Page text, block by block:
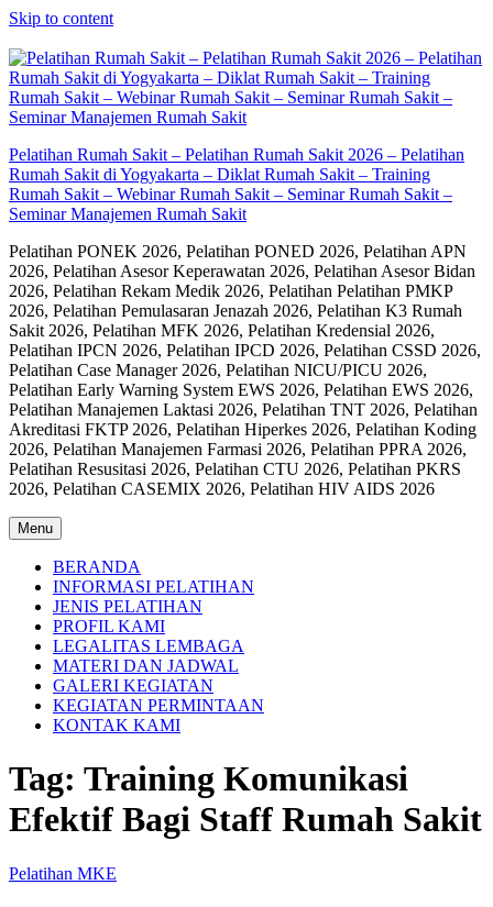
Skip to content
Pelatihan Rumah Sakit – Pelatihan Rumah Sakit 2026 – Pelatihan
Rumah Sakit di Yogyakarta – Diklat Rumah Sakit – Training
Rumah Sakit – Webinar Rumah Sakit – Seminar Rumah Sakit –
Seminar Manajemen Rumah Sakit
Pelatihan PONEK 2026, Pelatihan PONED 2026, Pelatihan APN
2026, Pelatihan Asesor Keperawatan 2026, Pelatihan Asesor Bidan
2026, Pelatihan Rekam Medik 2026, Pelatihan Pelatihan PMKP
2026, Pelatihan Pemulasaran Jenazah 2026, Pelatihan K3 Rumah
Sakit 2026, Pelatihan MFK 2026, Pelatihan Kredensial 2026,
Pelatihan IPCN 2026, Pelatihan IPCD 2026, Pelatihan CSSD 2026,
Pelatihan Case Manager 2026, Pelatihan NICU/PICU 2026,
Pelatihan Early Warning System EWS 2026, Pelatihan EWS 2026,
Pelatihan Manajemen Laktasi 2026, Pelatihan TNT 2026, Pelatihan
Akreditasi FKTP 2026, Pelatihan Hiperkes 2026, Pelatihan Koding
2026, Pelatihan Manajemen Farmasi 2026, Pelatihan PPRA 2026,
Pelatihan Resusitasi 2026, Pelatihan CTU 2026, Pelatihan PKRS
2026, Pelatihan CASEMIX 2026, Pelatihan HIV AIDS 2026
Menu
BERANDA
INFORMASI PELATIHAN
JENIS PELATIHAN
PROFIL KAMI
LEGALITAS LEMBAGA
MATERI DAN JADWAL
GALERI KEGIATAN
KEGIATAN PERMINTAAN
KONTAK KAMI
Tag: Training Komunikasi
Efektif Bagi Staff Rumah Sakit
Pelatihan MKE